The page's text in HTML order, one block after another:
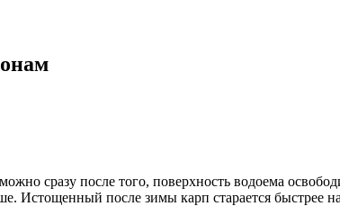
сразу после того, поверхность водоема
Истощенный после зимы карп старается